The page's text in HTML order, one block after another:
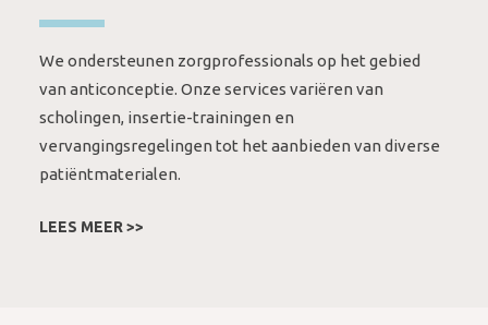
We ondersteunen zorgprofessionals op het gebied
van anticonceptie. Onze services variëren van
scholingen, insertie-trainingen en
vervangingsregelingen tot het aanbieden van diverse
patiëntmaterialen.
LEES MEER >>